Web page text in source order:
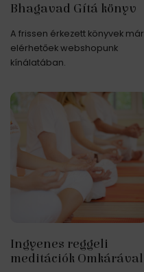
Bhagavad Gítá könyv
A frissen érkezett könyvek már
elérhetőek webshopunk
kínálatában.
Ingyenes reggeli
meditációk Omkárával